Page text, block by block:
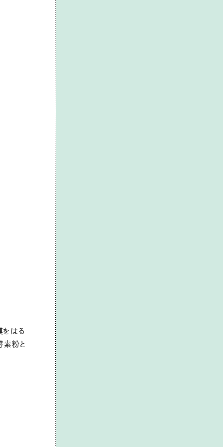
をはる
素粉と